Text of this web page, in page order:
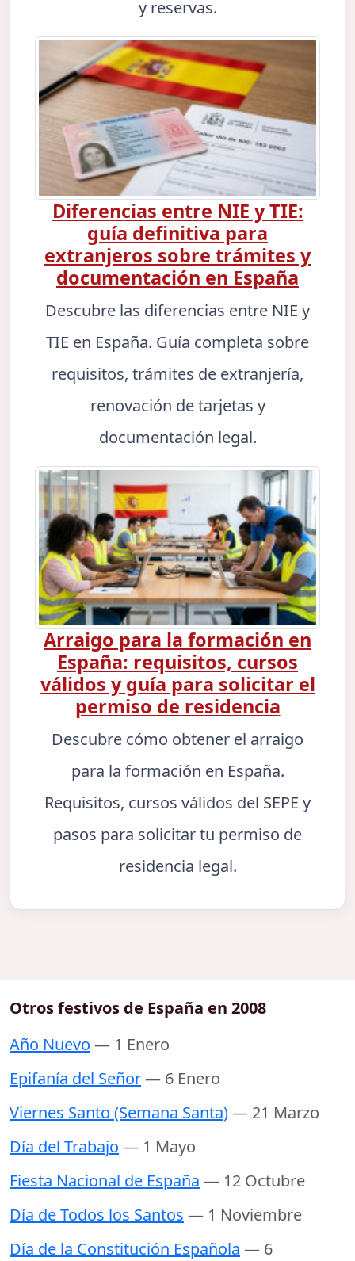
y reservas.
Diferencias entre NIE y TIE:
guía definitiva para
extranjeros sobre trámites y
documentación en España
Descubre las diferencias entre NIE y
TIE en España. Guía completa sobre
requisitos, trámites de extranjería,
renovación de tarjetas y
documentación legal.
Arraigo para la formación en
España: requisitos, cursos
válidos y guía para solicitar el
permiso de residencia
Descubre cómo obtener el arraigo
para la formación en España.
Requisitos, cursos válidos del SEPE y
pasos para solicitar tu permiso de
residencia legal.
Otros festivos de España en 2008
Año Nuevo — 1 Enero
Epifanía del Señor— 6 Enero
Viernes Santo (Semana Santa)— 21 Marzo
Día del Trabajo — 1 Mayo
Fiesta Nacional de España — 12 Octubre
Día de Todos los Santos — 1 Noviembre
Día de la Constitución Española — 6